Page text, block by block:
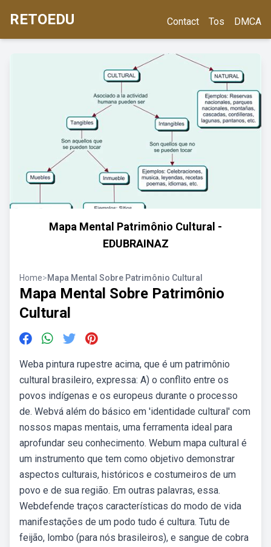
RETOEDU Contact Tos DMCA
Mapa Mental Patrimônio Cultural -
EDUBRAINAZ
Home>Mapa Mental Sobre Patrimônio Cultural
Mapa Mental Sobre Patrimônio
Cultural
Weba pintura rupestre acima, que é um patrimônio
cultural brasileiro, expressa: A) o conflito entre os
povos indígenas e os europeus durante o processo
de. Webvá além do básico em 'identidade cultural' com
nossos mapas mentais, uma ferramenta ideal para
aprofundar seu conhecimento. Webum mapa cultural é
um instrumento que tem como objetivo demonstrar
aspectos culturais, históricos e costumeiros de um
povo e de sua região. Em outras palavras, essa.
Webdefende traços características do modo de vida
manifestações de um podo tudo é cultura. Tutu de
feijão, lombo (para nós brasileiros), e sangue de cobra